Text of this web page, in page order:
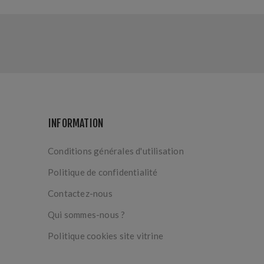
INFORMATION
Conditions générales d'utilisation
Politique de confidentialité
Contactez-nous
Qui sommes-nous ?
Politique cookies site vitrine